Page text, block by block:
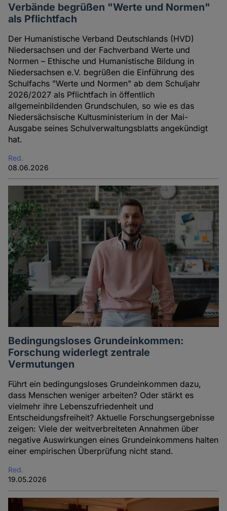
Verbände begrüßen "Werte und Normen"
als Pflichtfach
Der Humanistische Verband Deutschlands (HVD)
Niedersachsen und der Fachverband Werte und
Normen – Ethische und Humanistische Bildung in
Niedersachsen e.V. begrüßen die Einführung des
Schulfachs "Werte und Normen" ab dem Schuljahr
2026/2027 als Pflichtfach in öffentlich
allgemeinbildenden Grundschulen, so wie es das
Niedersächsische Kultusministerium in der Mai-
Ausgabe seines Schulverwaltungsblatts angekündigt
hat.
Red.
08.06.2026
Bedingungsloses Grundeinkommen:
Forschung widerlegt zentrale
Vermutungen
Führt ein bedingungsloses Grundeinkommen dazu,
dass Menschen weniger arbeiten? Oder stärkt es
vielmehr ihre Lebenszufriedenheit und
Entscheidungsfreiheit? Aktuelle Forschungsergebnisse
zeigen: Viele der weitverbreiteten Annahmen über
negative Auswirkungen eines Grundeinkommens halten
einer empirischen Überprüfung nicht stand.
Red.
19.05.2026